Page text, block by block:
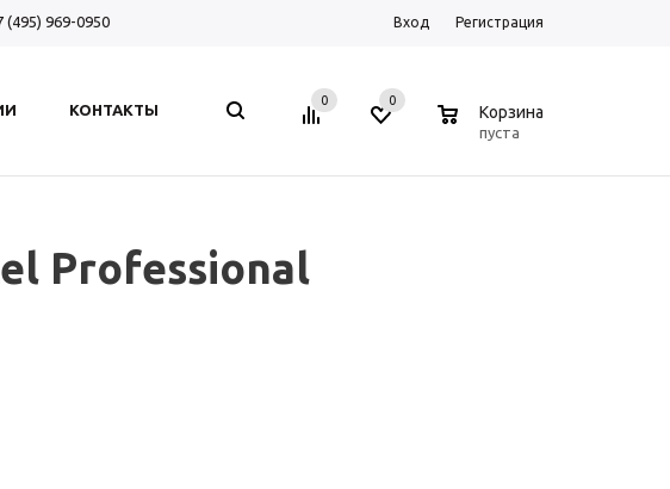
(495) 969-0950 Вход Регистрация
КОНТАКТЫ
0 0
Корзина
пуста
Professional